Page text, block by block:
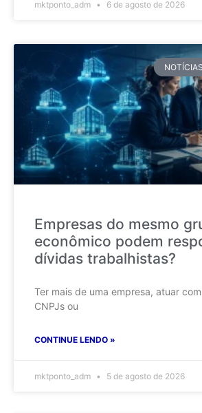
mktponto_adm 6 de agosto de 2026
Empresas do mesmo
econômico podem
dívidas trabalhistas?
Ter mais de uma empresa, atuar
CNPJs ou
CONTINUE LENDO »
mktponto_adm 5 de agosto de 2026